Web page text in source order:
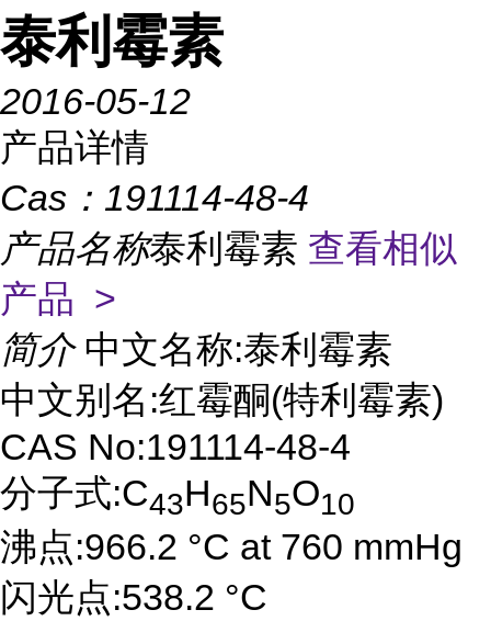
泰利霉素
2016-05-12
产品详情
Cas： 191114-48-4
产品名称泰利霉素 查看相似
产品 >
简介 中文名称:泰利霉素
中文别名:红霉酮(特利霉素)
CAS No:191114-48-4
分子式:C43H65N5O10
沸点:966.2 °C at 760 mmHg
闪光点:538.2 °C